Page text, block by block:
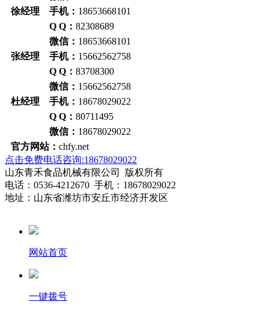
徐经理 手机： 18653668101
Q Q： 82308689
微信： 18653668101
张经理 手机： 15662562758
Q Q： 83708300
微信： 15662562758
杜经理 手机： 18678029022
Q Q： 80711495
微信： 18678029022
官方网站： chfy.net
点击免费电话咨询:18678029022
山东青禾食品机械有限公司 版权所有
电话：0536-4212670 手机：18678029022
地址：山东省潍坊市安丘市经济开发区
网站首页
一键拨号